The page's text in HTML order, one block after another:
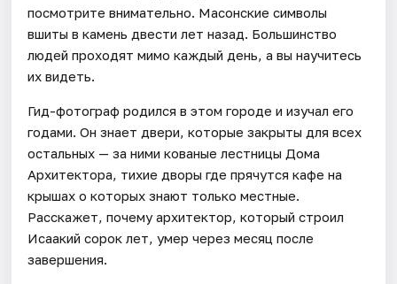
посмотрите внимательно. Масонские символы
вшиты в камень двести лет назад. Большинство
людей проходят мимо каждый день, а вы научитесь
их видеть.
Гид-фотограф родился в этом городе и изучал его
годами. Он знает двери, которые закрыты для всех
остальных — за ними кованые лестницы Дома
Архитектора, тихие дворы где прячутся кафе на
крышах о которых знают только местные.
Расскажет, почему архитектор, который строил
Исаакий сорок лет, умер через месяц после
завершения.